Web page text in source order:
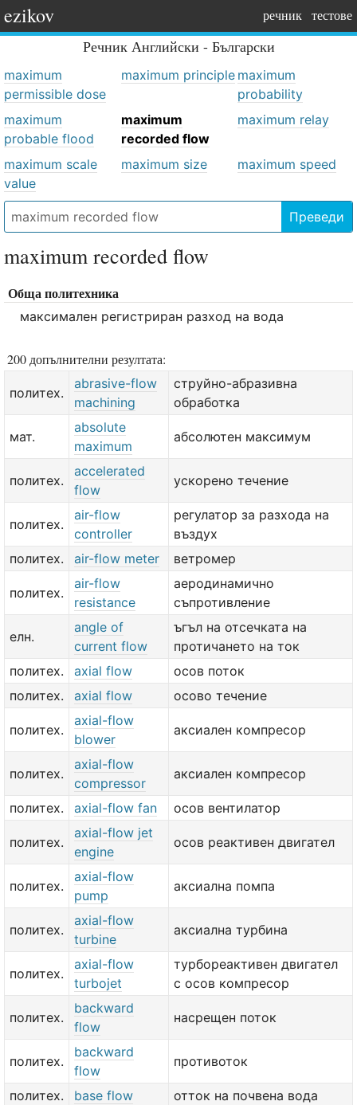
ezikov речник тестове
Речник Английски - Български
maximum
permissible dose
maximum principle maximum
probability
maximum
probable flood
maximum
recorded flow
maximum relay
maximum scale
value
maximum size maximum speed
Преведи
maximum recorded flow
Обща политехника
максимален регистриран разход на вода
200 допълнителни резултата:
политех.
abrasive-flow
machining
струйно-абразивна
обработка
мат.
absolute
maximum
абсолютен максимум
политех.
accelerated
flow
ускорено течение
политех.
air-flow
controller
регулатор за разхода на
въздух
политех.
air-flow meter ветромер
политех.
air-flow
resistance
аеродинамично
съпротивление
елн.
angle of
current flow
ъгъл на отсечката на
протичането на ток
политех.
axial flow
осов поток
политех.
axial flow осово течение
политех.
axial-flow
blower
аксиален компресор
политех.
axial-flow
compressor
аксиален компресор
политех. axial-flow fan осов вентилатор
политех.
axial-flow jet
engine
осов реактивен двигател
политех.
axial-flow
pump
аксиална помпа
политех.
axial-flow
turbine
аксиална турбина
политех.
axial-flow
turbojet
турбореактивен двигател
с осов компресор
политех.
backward
flow
насрещен поток
политех.
backward
flow
противоток
политех. base flow отток на почвена вода